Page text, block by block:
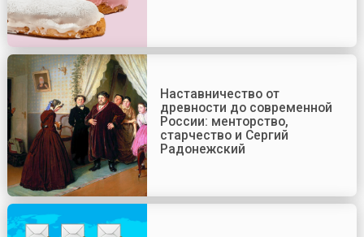
Наставничество от
древности до современной
России: менторство,
старчество и Сергий
Радонежский